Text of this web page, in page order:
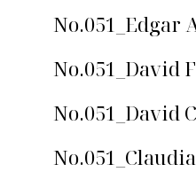
No.051_Edgar
No.051_David
No.051_David